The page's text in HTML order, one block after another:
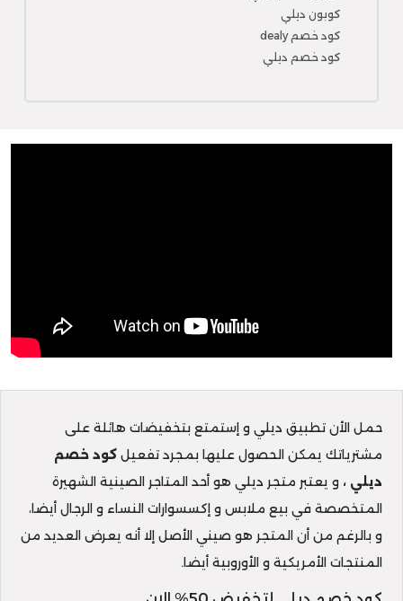
كوبون ديلي
كود خصم dealy
كود خصم ديلي
حمل الأن تطبيق ديلي و إستمتع بتخفيضات هائلة على
مشترياتك يمكن الحصول عليها بمجرد تفعيل كود خصم
ديلي ، و يعتبر متجر ديلي هو أحد المتاجر الصينية الشهيرة
المتخصصة في بيع ملابس و إكسسوارات النساء و الرجال أيضا،
و بالرغم من أن المتجر هو صيني الأصل إلا أنه يعرض العديد من
المنتجات الأمريكية و الأوروبية أيضا.